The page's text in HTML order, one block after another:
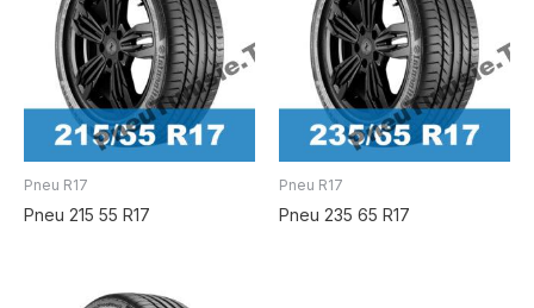
Pneu R17
Pneu 215 55 R17
Pneu R17
Pneu 235 65 R17